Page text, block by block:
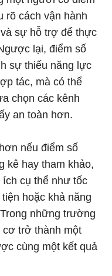
rõ cách vận hành
sự hỗ trợ để thực
lại, điểm số
sự thiếu năng lực
tác, mà có thể
chọn các kênh
an toàn hơn.
nếu điểm số
kê hay tham khảo,
cụ thể như tốc
hoặc khả năng
những trường
cơ trở thành một
cùng một kết quả